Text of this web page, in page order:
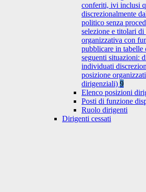
conferiti, ivi inclusi
discrezionalmente
politico senza
selezione e titolari di
organizzativa con
pubblicare in tabelle
seguenti situazioni:
individuati
posizione
dirigenziali) 9
Elenco posizioni
Posti di funzione
Ruolo dirigenti
Dirigenti cessati